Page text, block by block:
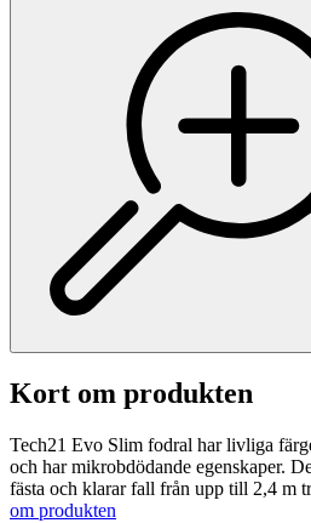
Kort om produkten
Tech21 Evo Slim fodral har livliga
och har mikrobdödande egenskaper.
fästa och klarar fall från upp till 2,4 m
om produkten